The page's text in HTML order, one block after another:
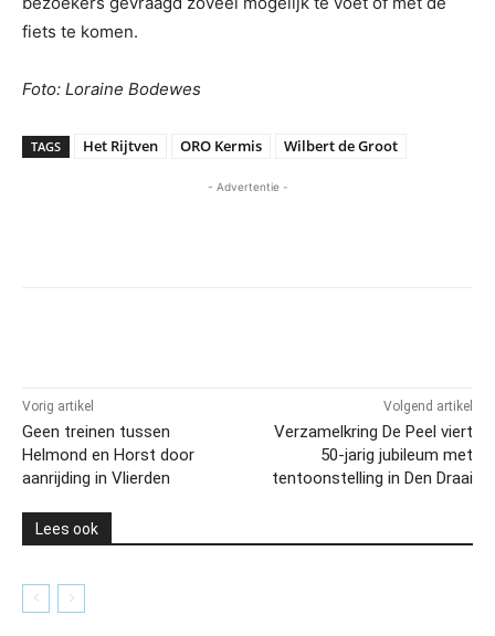
fiets te komen.
Foto: Loraine Bodewes
TAGS Het Rijtven ORO Kermis Wilbert de Groot
- Advertentie -
Vorig artikel
Geen treinen tussen
Helmond en Horst door
aanrijding in Vlierden
Volgend artikel
Verzamelkring De Peel viert
50-jarig jubileum met
tentoonstelling in Den Draai
Lees ook